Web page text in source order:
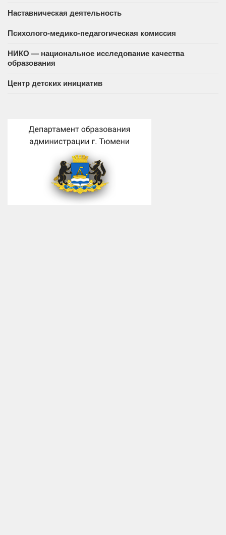
Наставническая деятельность
Психолого-медико-педагогическая комиссия
НИКО — национальное исследование качества
образования
Центр детских инициатив